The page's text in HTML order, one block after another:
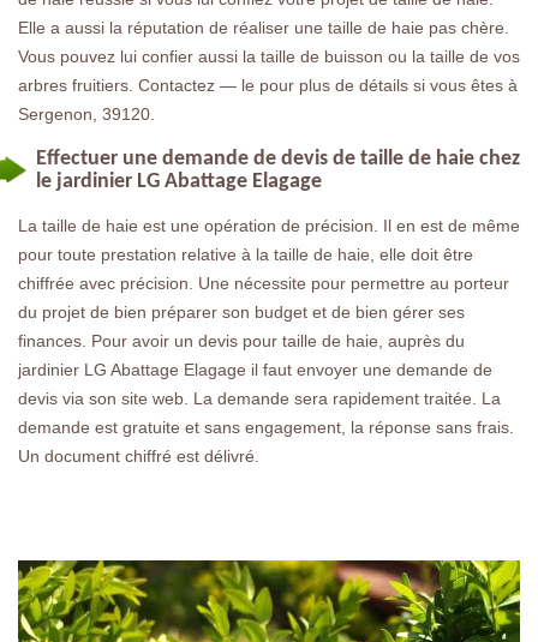
Elle a aussi la réputation de réaliser une taille de haie pas chère.
Vous pouvez lui confier aussi la taille de buisson ou la taille de vos
arbres fruitiers. Contactez — le pour plus de détails si vous êtes à
Sergenon, 39120.
Effectuer une demande de devis de taille de haie chez
le jardinier LG Abattage Elagage
La taille de haie est une opération de précision. Il en est de même
pour toute prestation relative à la taille de haie, elle doit être
chiffrée avec précision. Une nécessite pour permettre au porteur
du projet de bien préparer son budget et de bien gérer ses
finances. Pour avoir un devis pour taille de haie, auprès du
jardinier LG Abattage Elagage il faut envoyer une demande de
devis via son site web. La demande sera rapidement traitée. La
demande est gratuite et sans engagement, la réponse sans frais.
Un document chiffré est délivré.